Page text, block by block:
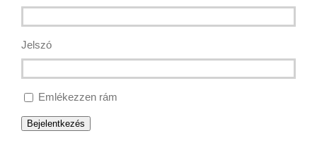
Jelszó
Emlékezzen rám
Bejelentkezés